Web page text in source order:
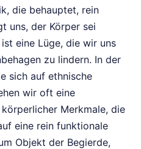
die behauptet, rein
uns, der Körper sei
eine Lüge, die wir uns
zu lindern. In der
sich auf ethnische
wir oft eine
Merkmale, die
eine rein funktionale
Objekt der Begierde,